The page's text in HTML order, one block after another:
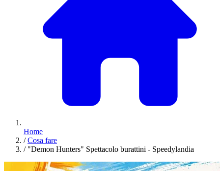
Home
/ Cosa fare
/ "Demon Hunters" Spettacolo burattini - Speedylandia